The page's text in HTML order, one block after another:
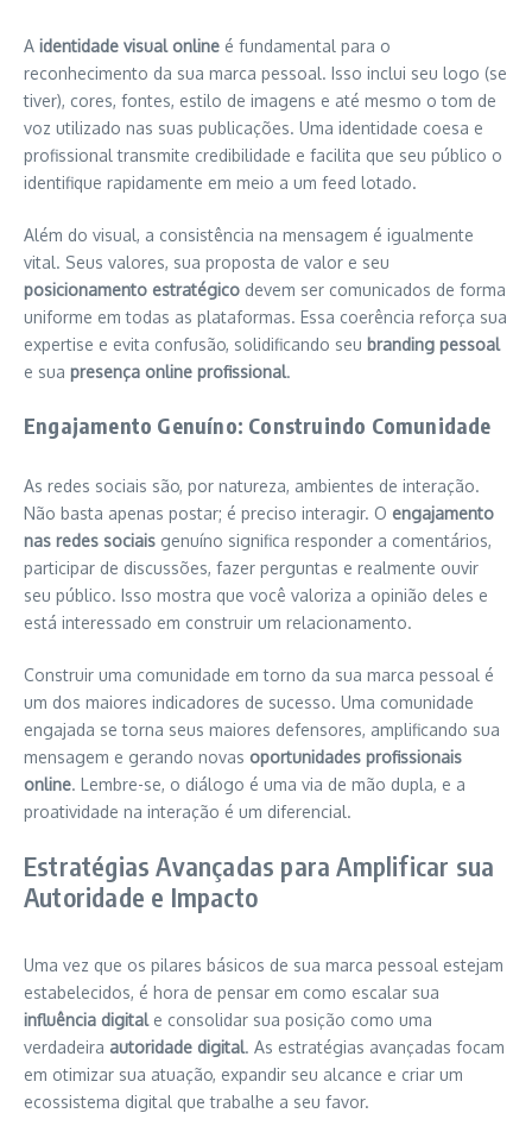
A identidade visual online é fundamental para o
reconhecimento da sua marca pessoal. Isso inclui seu logo (se
tiver), cores, fontes, estilo de imagens e até mesmo o tom de
voz utilizado nas suas publicações. Uma identidade coesa e
profissional transmite credibilidade e facilita que seu público o
identifique rapidamente em meio a um feed lotado.
Além do visual, a consistência na mensagem é igualmente
vital. Seus valores, sua proposta de valor e seu
posicionamento estratégico devem ser comunicados de forma
uniforme em todas as plataformas. Essa coerência reforça sua
expertise e evita confusão, solidificando seu branding pessoal
e sua presença online profissional.
Engajamento Genuíno: Construindo Comunidade
As redes sociais são, por natureza, ambientes de interação.
Não basta apenas postar; é preciso interagir. O engajamento
nas redes sociais genuíno significa responder a comentários,
participar de discussões, fazer perguntas e realmente ouvir
seu público. Isso mostra que você valoriza a opinião deles e
está interessado em construir um relacionamento.
Construir uma comunidade em torno da sua marca pessoal é
um dos maiores indicadores de sucesso. Uma comunidade
engajada se torna seus maiores defensores, amplificando sua
mensagem e gerando novas oportunidades profissionais
online. Lembre-se, o diálogo é uma via de mão dupla, e a
proatividade na interação é um diferencial.
Estratégias Avançadas para Amplificar sua
Autoridade e Impacto
Uma vez que os pilares básicos de sua marca pessoal estejam
estabelecidos, é hora de pensar em como escalar sua
influência digitale consolidar sua posição como uma
verdadeira autoridade digital. As estratégias avançadas focam
em otimizar sua atuação, expandir seu alcance e criar um
ecossistema digital que trabalhe a seu favor.